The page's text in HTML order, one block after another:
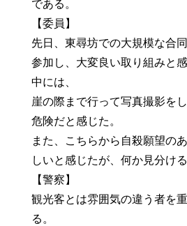
である。
【委員】
先日、東尋坊での大規模な合
参加し、大変良い取り組みと
中には、
崖の際まで行って写真撮影を
危険だと感じた。
また、こちらから自殺願望の
しいと感じたが、何か見分け
【警察】
観光客とは雰囲気の違う者を
る。